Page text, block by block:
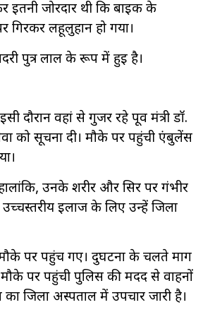
जोरदार थी कि बाइक के
लहूलुहान हो गया।
पुत्र लाल के रूप में हुई है।
वहां से गुजर रहे पूर्व मंत्री डॉ.
को सूचना दी। मौके पर पहुंची एंबुलेंस
उनके शरीर और सिर पर गंभीर
इलाज के लिए उन्हें जिला
पर पहुंच गए। दुर्घटना के चलते मार्ग
पर पहुंची पुलिस की मदद से वाहनों
जिला अस्पताल में उपचार जारी है।